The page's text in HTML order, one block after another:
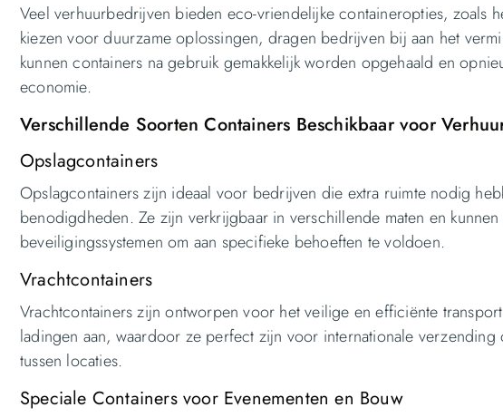
Veel verhuurbedrijven bieden eco-vriendelijke containeropties, zoals
kiezen voor duurzame oplossingen, dragen bedrijven bij aan het
kunnen containers na gebruik gemakkelijk worden opgehaald en
economie.
Verschillende Soorten Containers Beschikbaar voor
Opslagcontainers
Opslagcontainers zijn ideaal voor bedrijven die extra ruimte nodig
benodigdheden. Ze zijn verkrijgbaar in verschillende maten en
beveiligingssystemen om aan specifieke behoeften te voldoen.
Vrachtcontainers
Vrachtcontainers zijn ontworpen voor het veilige en efficiënte
ladingen aan, waardoor ze perfect zijn voor internationale
tussen locaties.
Speciale Containers voor Evenementen en Bouw